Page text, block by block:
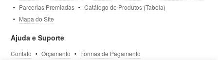
Parcerias Premiadas
Catálogo de Produtos (Tabela)
Mapa do Site
Ajuda e Suporte
Contato Orçamento
Formas de Pagamento